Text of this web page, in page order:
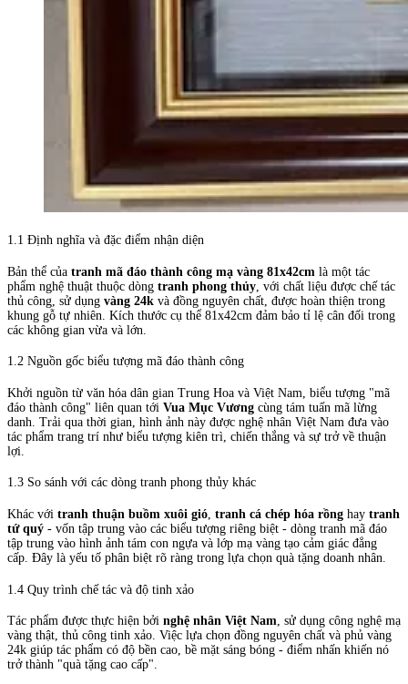
1.1 Định nghĩa và đặc điểm nhận diện
Bản thể của tranh mã đáo thành công mạ vàng 81x42cm là một tác
phẩm nghệ thuật thuộc dòng tranh phong thủy , với chất liệu được chế tác
thủ công, sử dụng vàng 24k và đồng nguyên chất, được hoàn thiện trong
khung gỗ tự nhiên. Kích thước cụ thể 81x42cm đảm bảo tỉ lệ cân đối trong
các không gian vừa và lớn.
1.2 Nguồn gốc biểu tượng mã đáo thành công
Khởi nguồn từ văn hóa dân gian Trung Hoa và Việt Nam, biểu tượng "mã
đáo thành công" liên quan tới Vua Mục Vương cùng tám tuấn mã lừng
danh. Trải qua thời gian, hình ảnh này được nghệ nhân Việt Nam đưa vào
tác phẩm trang trí như biểu tượng kiên trì, chiến thắng và sự trở về thuận
lợi.
1.3 So sánh với các dòng tranh phong thủy khác
Khác với tranh thuận buồm xuôi gió, tranh cá chép hóa rồng hay tranh
tứ quý - vốn tập trung vào các biểu tượng riêng biệt - dòng tranh mã đáo
tập trung vào hình ảnh tám con ngựa và lớp mạ vàng tạo cảm giác đẳng
cấp. Đây là yếu tố phân biệt rõ ràng trong lựa chọn quà tặng doanh nhân.
1.4 Quy trình chế tác và độ tinh xảo
Tác phẩm được thực hiện bởi nghệ nhân Việt Nam, sử dụng công nghệ mạ
vàng thật, thủ công tinh xảo. Việc lựa chọn đồng nguyên chất và phủ vàng
24k giúp tác phẩm có độ bền cao, bề mặt sáng bóng - điểm nhấn khiến nó
trở thành "quà tặng cao cấp".